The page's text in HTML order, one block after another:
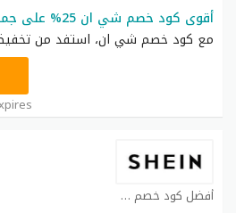
أقوى كود خصم شي ان 25% على جميع الطلبيات
مع كود خصم شي ان، استفد من
أفضل كود خصم شي ان كوبون